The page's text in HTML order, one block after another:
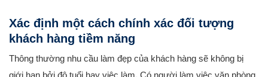
Xác định một cách chính xác đối tượng
khách hàng tiềm năng
Thông thường nhu cầu làm đẹp của khách hàng sẽ không bị
giới hạn bởi độ tuổi hay việc làm. Có người làm việc văn phòng